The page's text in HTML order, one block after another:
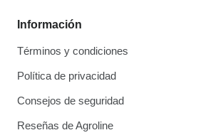
Información
Términos y condiciones
Política de privacidad
Consejos de seguridad
Reseñas de Agroline